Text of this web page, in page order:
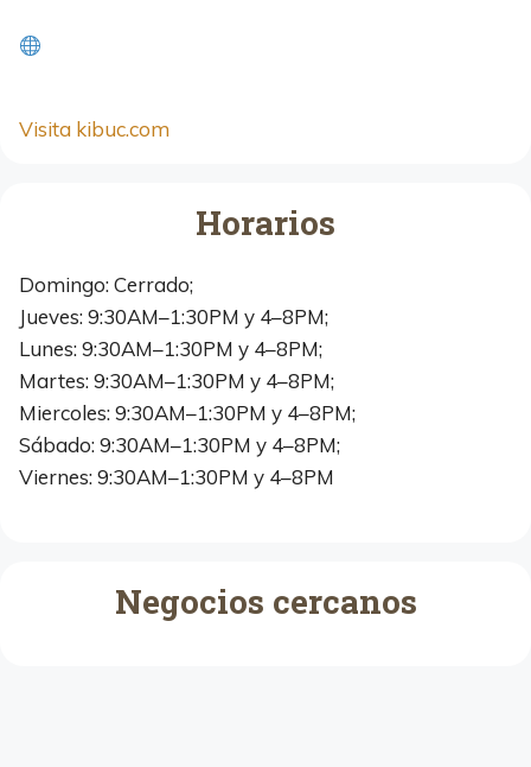
Visita kibuc.com
Horarios
Domingo: Cerrado;
Jueves: 9:30AM–1:30PM y 4–8PM;
Lunes: 9:30AM–1:30PM y 4–8PM;
Martes: 9:30AM–1:30PM y 4–8PM;
Miercoles: 9:30AM–1:30PM y 4–8PM;
Sábado: 9:30AM–1:30PM y 4–8PM;
Viernes: 9:30AM–1:30PM y 4–8PM
Negocios cercanos